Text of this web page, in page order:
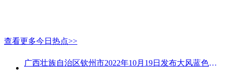
查看更多今日热点>>
广西壮族自治区钦州市2022年10月19日发布大风蓝色预警